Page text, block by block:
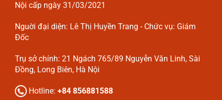
Nội cấp ngày 31/03/2021
Nguời đại diện: Lê Thị Huyền Trang - Chức vụ: Giám
Đốc
Trụ sở chính: 21 Ngách 765/89 Nguyễn Văn Linh, Sài
Đồng, Long Biên, Hà Nội
Hotline: +84 856881588